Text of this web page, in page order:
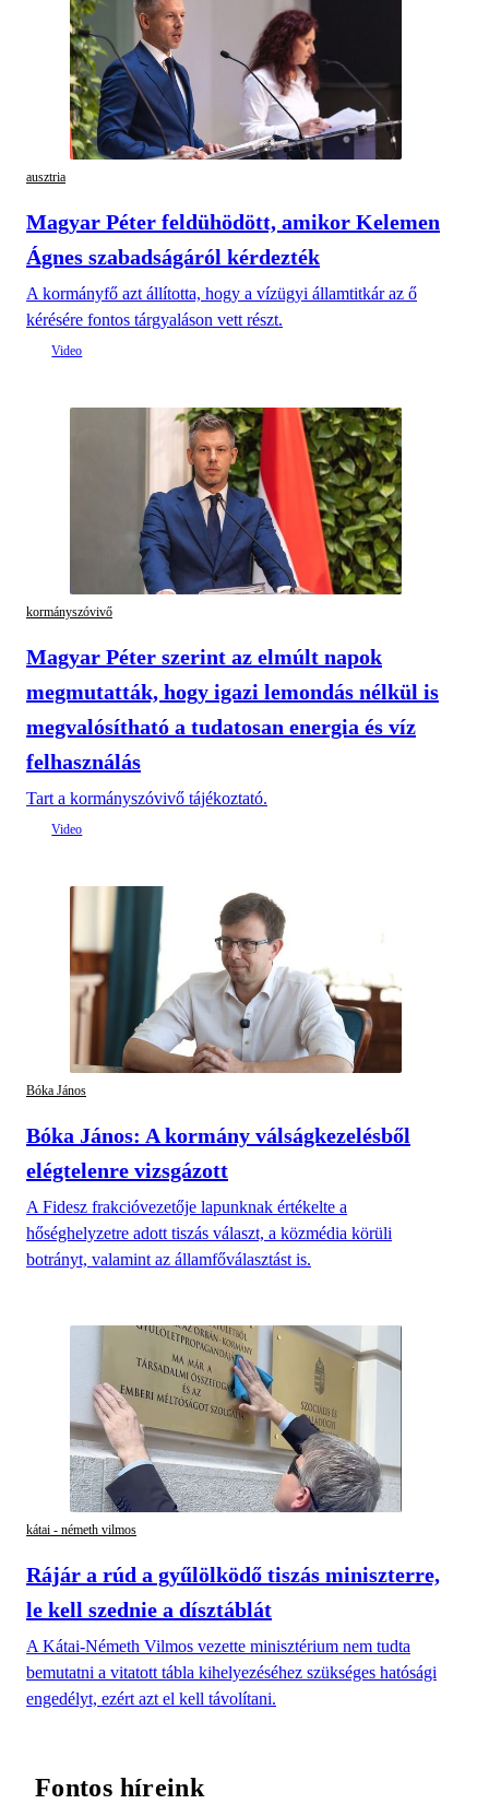
ausztria
Magyar Péter feldühödött, amikor Kelemen
Ágnes szabadságáról kérdezték
A kormányfő azt állította, hogy a vízügyi államtitkár az ő
kérésére fontos tárgyaláson vett részt.
kormányszóvivő
Magyar Péter szerint az elmúlt napok
megmutatták, hogy igazi lemondás nélkül is
megvalósítható a tudatosan energia és víz
felhasználás
Tart a kormányszóvivő tájékoztató.
Bóka János
Bóka János: A kormány válságkezelésből
elégtelenre vizsgázott
A Fidesz frakcióvezetője lapunknak értékelte a
hőséghelyzetre adott tiszás választ, a közmédia körüli
botrányt, valamint az államfőválasztást is.
kátai - németh vilmos
Rájár a rúd a gyűlölködő tiszás miniszterre,
le kell szednie a dísztáblát
A Kátai-Németh Vilmos vezette minisztérium nem tudta
bemutatni a vitatott tábla kihelyezéséhez szükséges hatósági
engedélyt, ezért azt el kell távolítani.
Fontos híreink